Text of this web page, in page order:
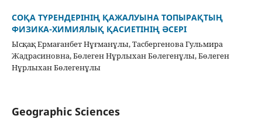
СОҚА ТҮРЕНДЕРІНІҢ ҚАЖАЛУЫНА ТОПЫРАҚТЫҢ
ФИЗИКА-ХИМИЯЛЫҚ ҚАСИЕТІНІҢ ӘСЕРІ
Ысқақ Ермағанбет Нұғманұлы, Тасбергенова Гульмира
Жадрасиновна, Бөлеген Нұрлыхан Бөлегенұлы, Бөлеген
Нұрлыхан Бөлегенұлы
Geographic Sciences